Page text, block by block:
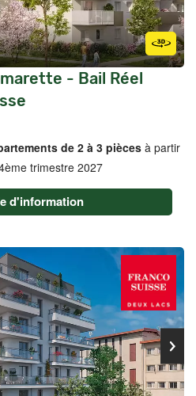
- Bail Réel
de 2 à 3 pièces à partir
trimestre 2027
d'information